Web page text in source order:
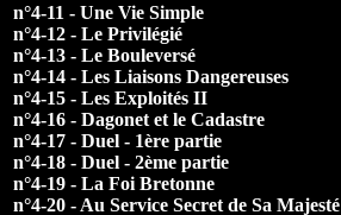
n°4-11 - Une Vie Simple
n°4-12 - Le Privilégié
n°4-13 - Le Bouleversé
n°4-14 - Les Liaisons Dangereuses
n°4-15 - Les Exploités II
n°4-16 - Dagonet et le Cadastre
n°4-17 - Duel - 1ère partie
n°4-18 - Duel - 2ème partie
n°4-19 - La Foi Bretonne
n°4-20 - Au Service Secret de Sa Majesté